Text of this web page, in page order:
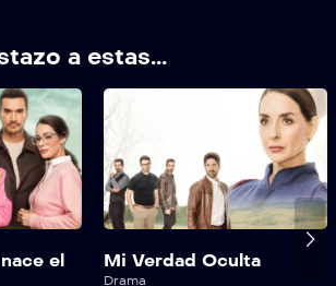
de Oro Capítulo 11
de Oro Capítulo 12
de Oro Capítulo 13
a estas...
el
Mi Verdad Oculta
Drama